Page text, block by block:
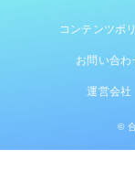
コンテンツポ
お問い合わ
運営会社
©